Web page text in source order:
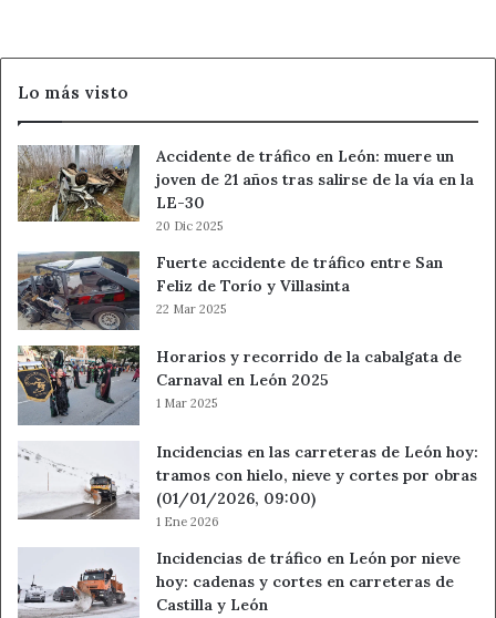
Lo más visto
Accidente de tráfico en León: muere un
joven de 21 años tras salirse de la vía en la
LE-30
20 Dic 2025
Fuerte accidente de tráfico entre San
Feliz de Torío y Villasinta
22 Mar 2025
Horarios y recorrido de la cabalgata de
Carnaval en León 2025
1 Mar 2025
Incidencias en las carreteras de León hoy:
tramos con hielo, nieve y cortes por obras
(01/01/2026, 09:00)
1 Ene 2026
Incidencias de tráfico en León por nieve
hoy: cadenas y cortes en carreteras de
Castilla y León